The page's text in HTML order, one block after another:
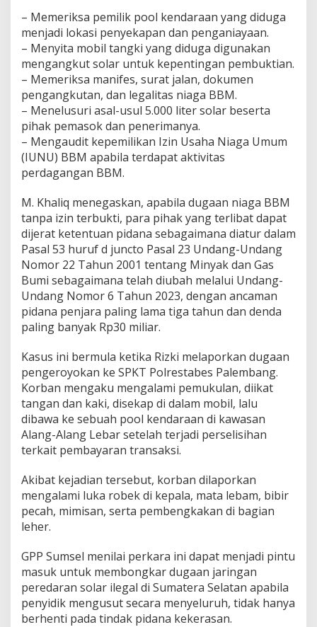
o
a
n
R
z
k
i
– Memeriksa pemilik pool kendaraan yang diduga
menjadi lokasi penyekapan dan penganiayaan.
– Menyita mobil tangki yang diduga digunakan
mengangkut solar untuk kepentingan pembuktian.
– Memeriksa manifes, surat jalan, dokumen
pengangkutan, dan legalitas niaga BBM.
– Menelusuri asal-usul 5.000 liter solar beserta
pihak pemasok dan penerimanya.
– Mengaudit kepemilikan Izin Usaha Niaga Umum
(IUNU) BBM apabila terdapat aktivitas
perdagangan BBM.
M. Khaliq menegaskan, apabila dugaan niaga BBM
tanpa izin terbukti, para pihak yang terlibat dapat
dijerat ketentuan pidana sebagaimana diatur dalam
Pasal 53 huruf d juncto Pasal 23 Undang-Undang
Nomor 22 Tahun 2001 tentang Minyak dan Gas
Bumi sebagaimana telah diubah melalui Undang-
Undang Nomor 6 Tahun 2023, dengan ancaman
pidana penjara paling lama tiga tahun dan denda
paling banyak Rp30 miliar.
Kasus ini bermula ketika Rizki melaporkan dugaan
pengeroyokan ke SPKT Polrestabes Palembang.
Korban mengaku mengalami pemukulan, diikat
tangan dan kaki, disekap di dalam mobil, lalu
dibawa ke sebuah pool kendaraan di kawasan
Alang-Alang Lebar setelah terjadi perselisihan
terkait pembayaran transaksi.
Akibat kejadian tersebut, korban dilaporkan
mengalami luka robek di kepala, mata lebam, bibir
pecah, mimisan, serta pembengkakan di bagian
leher.
GPP Sumsel menilai perkara ini dapat menjadi pintu
masuk untuk membongkar dugaan jaringan
peredaran solar ilegal di Sumatera Selatan apabila
penyidik mengusut secara menyeluruh, tidak hanya
berhenti pada tindak pidana kekerasan.